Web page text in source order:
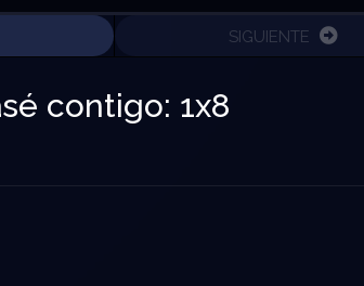
SIGUIENTE
contigo: 1x8